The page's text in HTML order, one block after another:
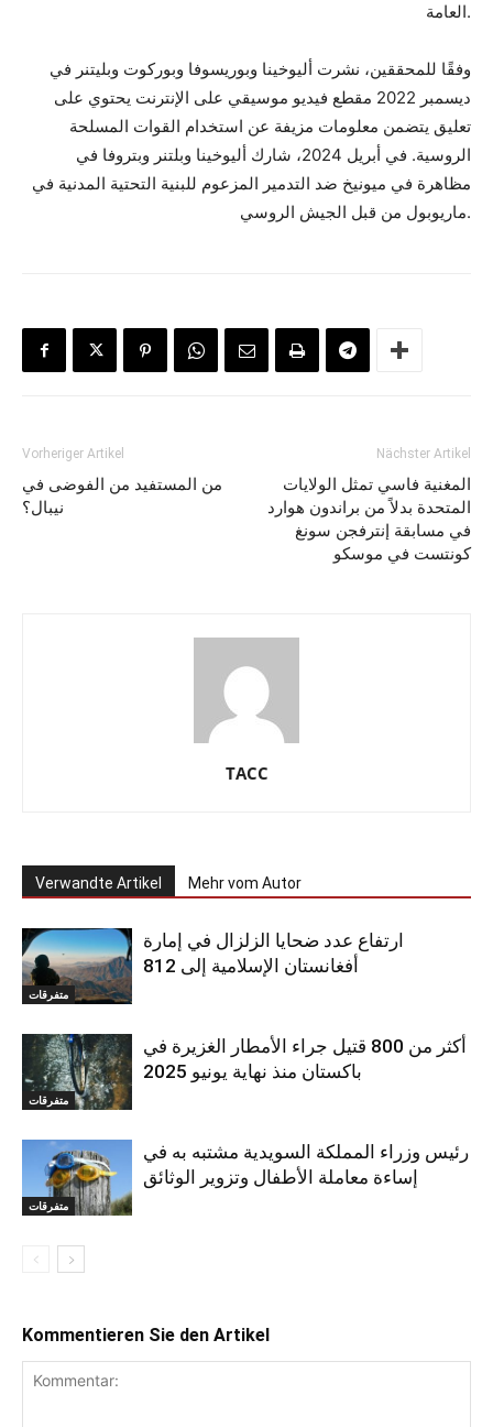
العامة.
وفقًا للمحققين، نشرت أليوخينا وبوريسوفا وبوركوت وبليتنر في
ديسمبر 2022 مقطع فيديو موسيقي على الإنترنت يحتوي على
تعليق يتضمن معلومات مزيفة عن استخدام القوات المسلحة
الروسية. في أبريل 2024، شارك أليوخينا وبلتنر وبتروفا في
مظاهرة في ميونيخ ضد التدمير المزعوم للبنية التحتية المدنية في
ماريوبول من قبل الجيش الروسي.
Vorheriger Artikel
من المستفيد من الفوضى في
نيبال؟
Nächster Artikel
المغنية فاسي تمثل الولايات
المتحدة بدلاً من براندون هوارد
في مسابقة إنترفجن سونغ
كونتست في موسكو
TACC
Verwandte Artikel Mehr vom Autor
متفرقات
ارتفاع عدد ضحايا الزلزال في إمارة
أفغانستان الإسلامية إلى 812
متفرقات
أكثر من 800 قتيل جراء الأمطار الغزيرة في
باكستان منذ نهاية يونيو 2025
متفرقات
رئيس وزراء المملكة السويدية مشتبه به في
إساءة معاملة الأطفال وتزوير الوثائق
Kommentieren Sie den Artikel